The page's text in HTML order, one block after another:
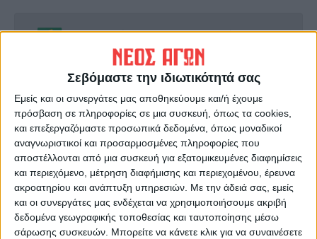
Σεβόμαστε την ιδιωτικότητά σας
Εμείς και οι συνεργάτες μας αποθηκεύουμε και/ή έχουμε
πρόσβαση σε πληροφορίες σε μια συσκευή, όπως τα cookies,
και επεξεργαζόμαστε προσωπικά δεδομένα, όπως μοναδικοί
αναγνωριστικοί και προσαρμοσμένες πληροφορίες που
αποστέλλονται από μια συσκευή για εξατομικευμένες διαφημίσεις
και περιεχόμενο, μέτρηση διαφήμισης και περιεχομένου, έρευνα
ακροατηρίου και ανάπτυξη υπηρεσιών. Με την άδειά σας, εμείς
και οι συνεργάτες μας ενδέχεται να χρησιμοποιήσουμε ακριβή
δεδομένα γεωγραφικής τοποθεσίας και ταυτοποίησης μέσω
σάρωσης συσκευών. Μπορείτε να κάνετε κλικ για να συναινέσετε
Ακολούθησε την εφημερίδα ΝΕΟΣ
ΑΓΩΝ στο Google News!
Όλες οι εξελίξεις στην περιοχή της
Καρδίτσας και ευρύτερα της Θεσσαλίας
ΠΡΟΗΓΟΥΜΕΝΟ ΑΡΘΡΟ
Μοναδικές εικόνες στη Λίμνη
Πλαστήρα από... ψηλά
ΕΠΟΜΕΝΟ ΑΡΘΡΟ
“Τραβούν” χειρόφρενο
τουλάχιστον 1.700 οχήματα
στο Ν. Καρδίτσας